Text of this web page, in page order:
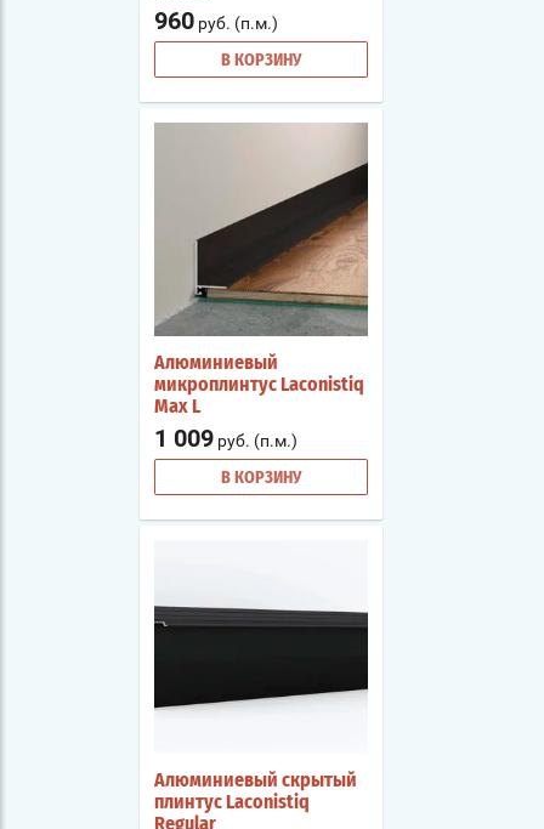
960 руб. (п.м.)
В КОРЗИНУ
Алюминиевый
микроплинтус Laconistiq
Max L
1 009 руб. (п.м.)
В КОРЗИНУ
Алюминиевый скрытый
плинтус Laconistiq
Regular